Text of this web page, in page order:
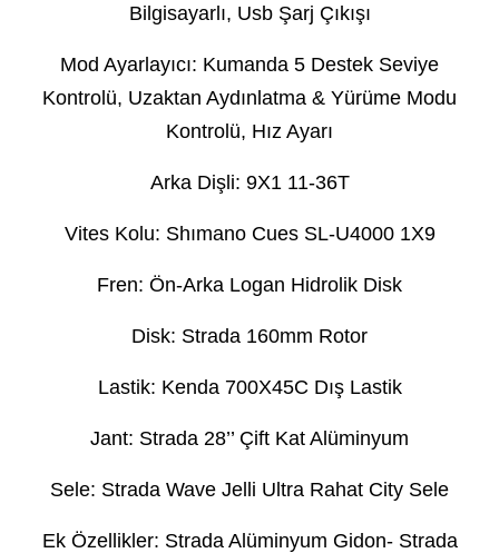
Bilgisayarlı, Usb Şarj Çıkışı
Mod Ayarlayıcı: Kumanda 5 Destek Seviye
Kontrolü, Uzaktan Aydınlatma & Yürüme Modu
Kontrolü, Hız Ayarı
Arka Dişli: 9X1 11-36T
Vites Kolu: Shımano Cues SL-U4000 1X9
Fren: Ön-Arka Logan Hidrolik Disk
Disk: Strada 160mm Rotor
Lastik: Kenda 700X45C Dış Lastik
Jant: Strada 28’’ Çift Kat Alüminyum
Sele: Strada Wave Jelli Ultra Rahat City Sele
Ek Özellikler: Strada Alüminyum Gidon- Strada